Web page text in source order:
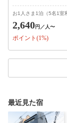
お1人さま1泊（5名1室
2,640円 ／人〜
ポイント(1%)
最近見た宿